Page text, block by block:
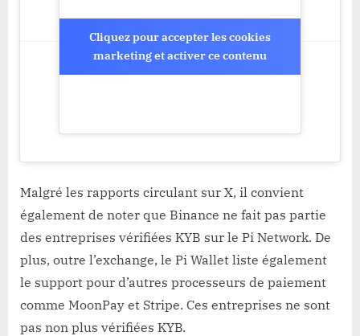
Cliquez pour accepter les cookies
marketing et activer ce contenu
Cliquez pour accepter les cookies
marketing et activer ce contenu
Malgré les rapports circulant sur X, il convient
également de noter que Binance ne fait pas partie
des entreprises vérifiées KYB sur le Pi Network. De
plus, outre l’exchange, le Pi Wallet liste également
le support pour d’autres processeurs de paiement
comme MoonPay et Stripe. Ces entreprises ne sont
pas non plus vérifiées KYB.